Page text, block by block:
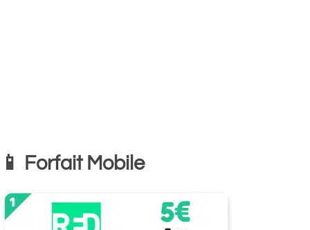
📱 Forfait Mobile